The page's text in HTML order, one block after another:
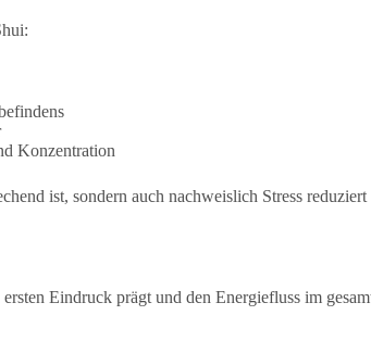
Konzentration
ist, sondern auch nachweislich Stress reduziert
Eindruck prägt und den Energiefluss im